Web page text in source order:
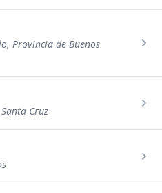
Provincia de Buenos
Cruz